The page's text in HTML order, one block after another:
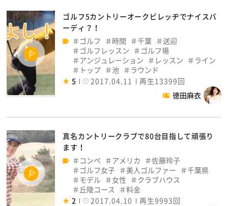
ゴルフ5カントリーオークビレッヂでナイスバ
ーディ？！
ゴルフ
時間 千葉
送迎
ゴルフレッスン
ゴルフ場
アンジュレーション
レッスン
ライン
トップ
池
ラウンド
5
2017.04.11
再生13399回
徳田麻衣
真名カントリークラブで80台目指して頑張り
ます！
コンペ
アメリカ
佐藤玲子
ゴルフ女子
美人ゴルファー
千葉県
モデル
女性
クラブハウス
丘陵コース
料金
2
2017.04.10
再生9993回